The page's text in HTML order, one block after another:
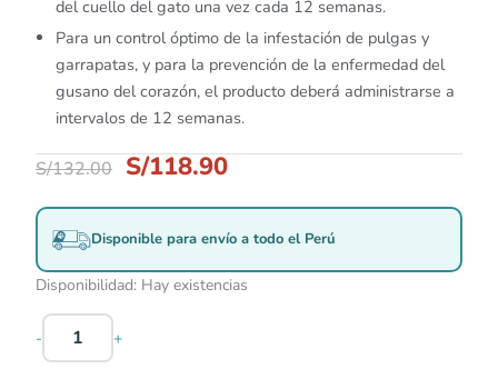
del cuello del gato una vez cada 12 semanas.
Para un control óptimo de la infestación de pulgas y
garrapatas, y para la prevención de la enfermedad del
gusano del corazón, el producto deberá administrarse a
intervalos de 12 semanas.
S/132.00 S/118.90
Disponible para envío a todo el Perú
Disponibilidad: Hay existencias
- +